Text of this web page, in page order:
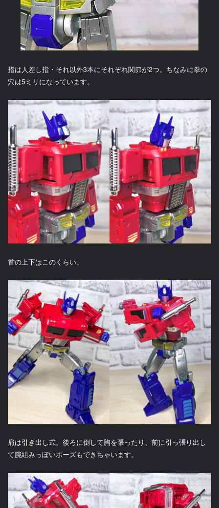
指は人差し指・それ以外3本にそれぞれ関節が2つ。ちなみに拳の
穴は5ミリになっています。
首の上下はこのくらい。
肩は引き出し式。後ろに倒して胸を張ったり、前に引っ張り出し
て腕組みっぽいポーズもできちゃいます。